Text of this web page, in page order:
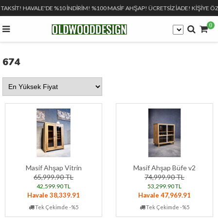
HAVALE'DE %10 İNDİRİM! %100 MASİF AHŞAP! ÜCRETSİZ İADE! KİŞİYE
0
674
Masif Ahşap Vitrin
65,999.90 TL
42,599.90 TL
Havale 38,339.91
Tek Çekimde -%5
Masif Ahşap Büfe v2
74,999.90 TL
53,299.90 TL
Havale 47,969.91
Tek Çekimde -%5